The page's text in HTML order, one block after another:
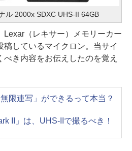
ル 2000x SDXC UHS-II 64GB
Lexar（レキサー）メモリーカー
稿しているマイクロン。当サイ
べき内容をお伝えしたのを覚え
限連写」ができるって本当？
II」は、UHS-IIで撮るべき！